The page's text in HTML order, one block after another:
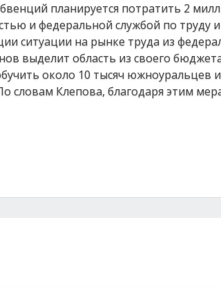
планируется потратить 2
и федеральной службой по труду
ситуации на рынке труда из
выделит область из своего
около 10 тысяч южноуральцев
словам Клепова, благодаря этим